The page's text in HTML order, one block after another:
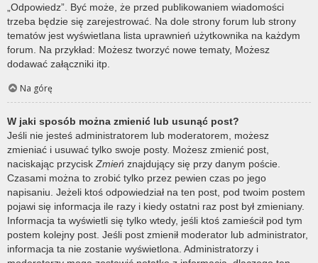
„Odpowiedz”. Być może, że przed publikowaniem wiadomości
trzeba będzie się zarejestrować. Na dole strony forum lub strony
tematów jest wyświetlana lista uprawnień użytkownika na każdym
forum. Na przykład: Możesz tworzyć nowe tematy, Możesz
dodawać załączniki itp.
Na górę
W jaki sposób można zmienić lub usunąć post?
Jeśli nie jesteś administratorem lub moderatorem, możesz
zmieniać i usuwać tylko swoje posty. Możesz zmienić post,
naciskając przycisk Zmień znajdujący się przy danym poście.
Czasami można to zrobić tylko przez pewien czas po jego
napisaniu. Jeżeli ktoś odpowiedział na ten post, pod twoim postem
pojawi się informacja ile razy i kiedy ostatni raz post był zmieniany.
Informacja ta wyświetli się tylko wtedy, jeśli ktoś zamieścił pod tym
postem kolejny post. Jeśli post zmienił moderator lub administrator,
informacja ta nie zostanie wyświetlona. Administratorzy i